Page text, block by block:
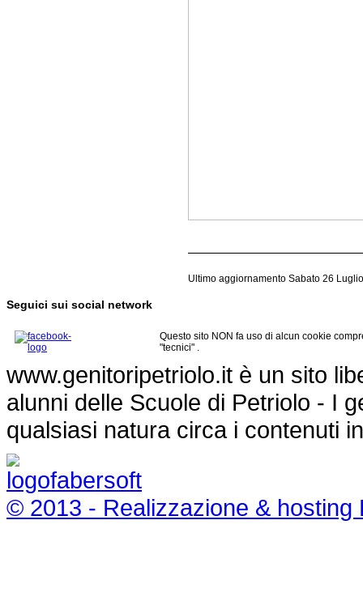
Ultimo aggiornamento Sabato 26
Seguici sui social network
Questo sito NON fa uso di alcun cookie
"tecnici" .
www.genitoripetriolo.it è un sito
alunni delle Scuole di Petriolo - I
qualsiasi natura circa i contenuti
© 2013 - Realizzazione & hosting